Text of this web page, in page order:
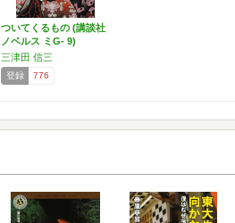
ついてくるもの (講談社
ノベルス ミG- 9)
三津田 信三
登録 776